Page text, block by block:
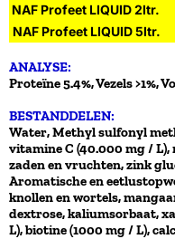
NAF Profeet LIQUID 2ltr.
NAF Profeet LIQUID 5ltr.
ANALYSE:
Proteïne 5.4%, Vezels >1%,
BESTANDDELEN:
Water, Methyl sulfonyl
vitamine C (40.000 mg /
zaden en vruchten, zink
Aromatische en
knollen en wortels,
dextrose, kaliumsorbaat,
L), biotine (1000 mg / L),